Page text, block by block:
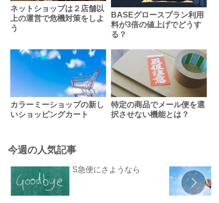
ネットショップは２店舗以
上の運営で危機対策をしよ
う
BASEグロースプラン利用
料が3倍の値上げでどうす
る？
カラーミーショップの新し
いショッピングカート
特定の商品でメール便を選
択させない機能とは？
今週の人気記事
S急便にさようなら